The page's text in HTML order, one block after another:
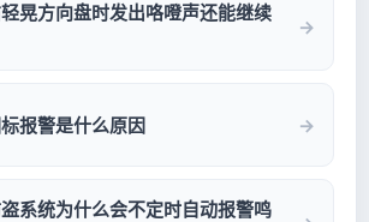
晃方向盘时发出咯噔声还能继续
报警是什么原因
系统为什么会不定时自动报警鸣